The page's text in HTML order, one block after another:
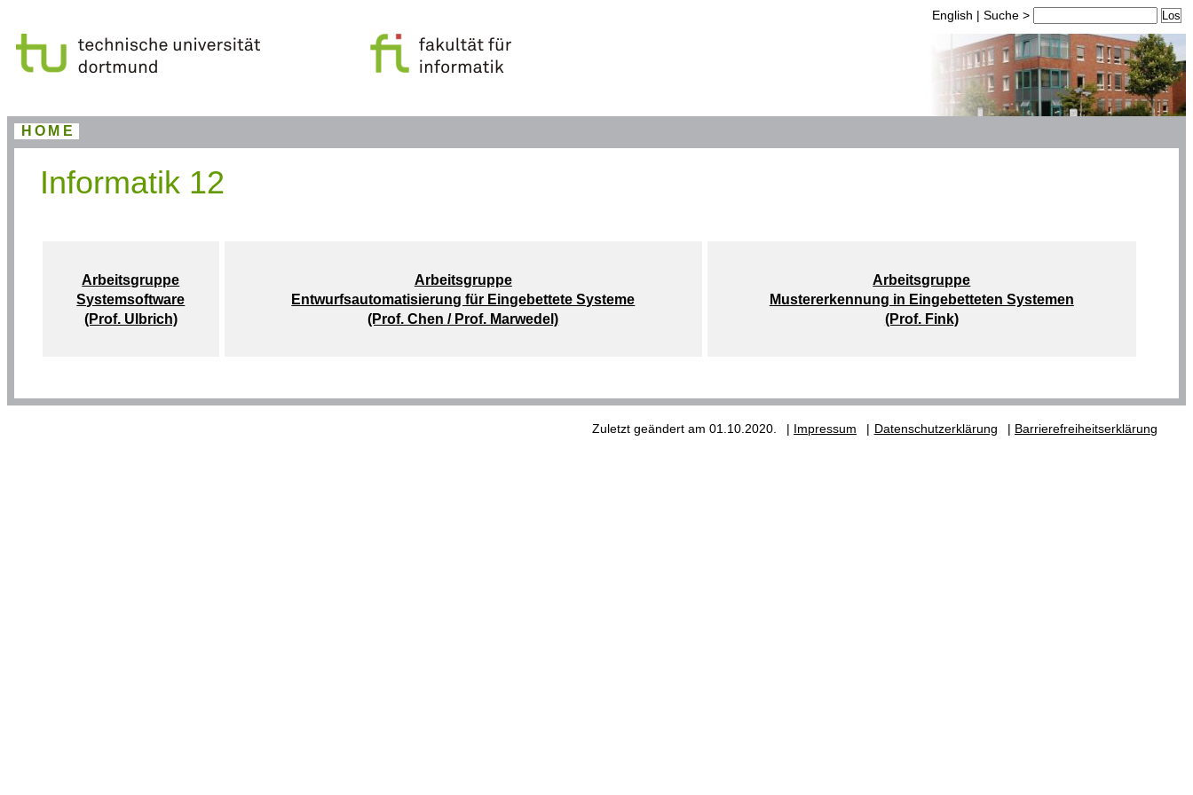
English |Suche>
HOME
Informatik 12
Arbeitsgruppe
Systemsoftware
(Prof. Ulbrich)
Arbeitsgruppe
Entwurfsautomatisierung für Eingebettete Systeme
(Prof. Chen / Prof. Marwedel)
Arbeitsgruppe
Mustererkennung in Eingebetteten Systemen
(Prof. Fink)
Zuletzt geändert am 01.10.2020. Impressum Datenschutzerklärung Barrierefreiheitserklärung